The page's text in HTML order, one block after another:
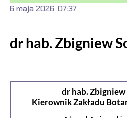
dr hab. Zbigniew
6 maja 2026, 07:37
dr hab. Zbigniew
Kierownik Zakładu